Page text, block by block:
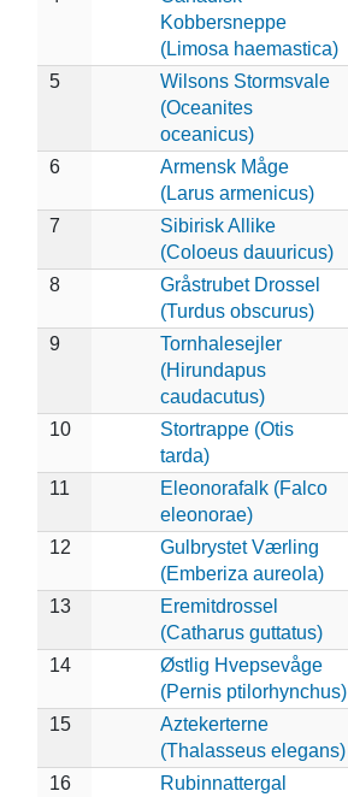
Kobbersneppe
(Limosa haemastica)
5
Wilsons Stormsvale
(Oceanites
oceanicus)
6
Armensk Måge
(Larus armenicus)
7
Sibirisk Allike
(Coloeus dauuricus)
8
Gråstrubet Drossel
(Turdus obscurus)
9
Tornhalesejler
(Hirundapus
caudacutus)
10
Stortrappe (Otis
tarda)
11
Eleonorafalk (Falco
eleonorae)
12
Gulbrystet Værling
(Emberiza aureola)
13
Eremitdrossel
(Catharus guttatus)
14
Østlig Hvepsevåge
(Pernis ptilorhynchus)
15
Aztekerterne
(Thalasseus elegans)
16
Rubinnattergal